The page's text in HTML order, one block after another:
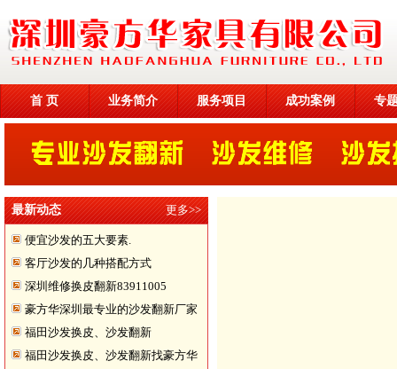
首 页 业务简介 服务项目 成功案例 专
最新动态 更多>>
便宜沙发的五大要素.
客厅沙发的几种搭配方式
深圳维修换皮翻新83911005
豪方华深圳最专业的沙发翻新厂家
福田沙发换皮、沙发翻新
福田沙发换皮、沙发翻新找豪方华